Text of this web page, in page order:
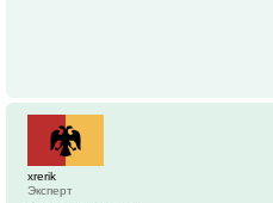
xrerik
Эксперт